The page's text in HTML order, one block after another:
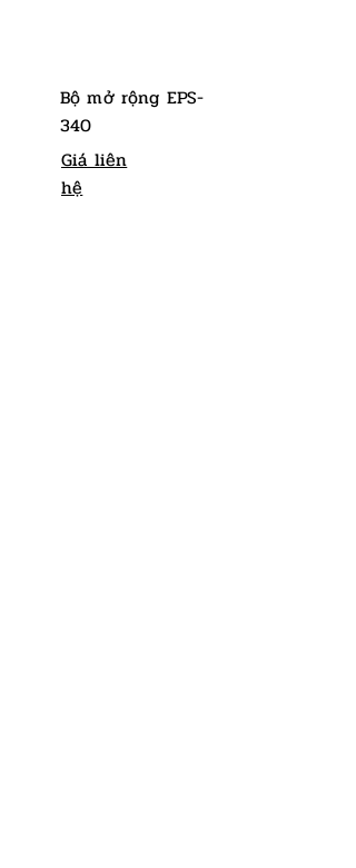
Bộ mở rộng EPS-
340
Giá liên
hệ